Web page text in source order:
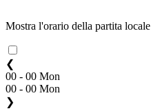
Mostra l'orario della partita locale
❮
00 - 00 Mon
00 - 00 Mon
❯